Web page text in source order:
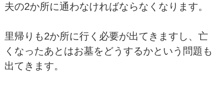
夫の2か所に通わなければならなくなります。
里帰りも2か所に行く必要が出てきますし、亡
くなったあとはお墓をどうするかという問題も
出てきます。